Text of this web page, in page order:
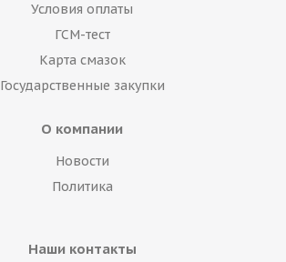
Условия оплаты
ГСМ-тест
Карта смазок
Государственные закупки
О компании
Новости
Политика
Наши контакты